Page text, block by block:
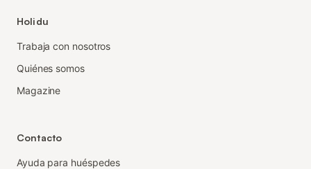
Holidu
Trabaja con nosotros
Quiénes somos
Magazine
Contacto
Ayuda para huéspedes